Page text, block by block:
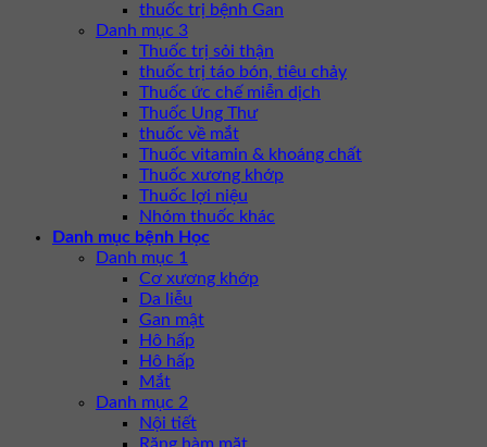
thuốc trị bệnh Gan
Danh mục 3
Thuốc trị sỏi thận
thuốc trị táo bón, tiêu chảy
Thuốc ức chế miễn dịch
Thuốc Ung Thư
thuốc về mắt
Thuốc vitamin & khoáng chất
Thuốc xương khớp
Thuốc lợi niệu
Nhóm thuốc khác
Danh mục bệnh Học
Danh mục 1
Cơ xương khớp
Da liễu
Gan mật
Hô hấp
Hô hấp
Mắt
Danh mục 2
Nội tiết